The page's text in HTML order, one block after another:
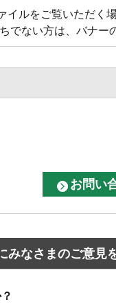
イルをご覧いただく
でない方は、バナー
みなさまのご意見